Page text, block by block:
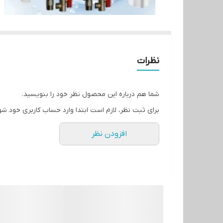
نظرات
شما هم درباره این محصول نظر خود را بنویسید.
برای ثبت نظر، لازم است ابتدا وارد حساب کاربری خود
افزودن نظر